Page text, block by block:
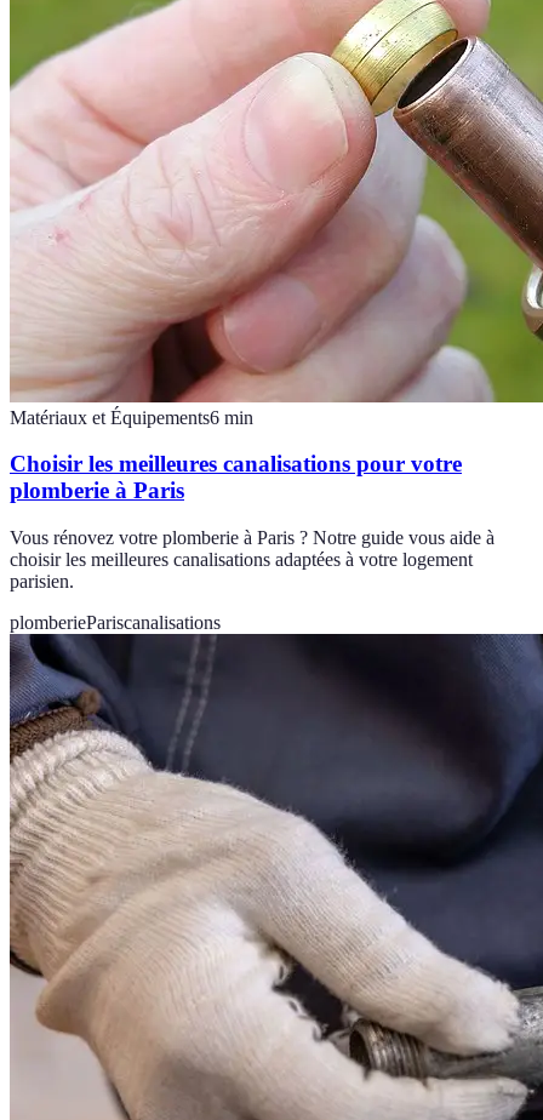
Matériaux et Équipements6 min
Choisir les meilleures canalisations pour votre
plomberie à Paris
Vous rénovez votre plomberie à Paris ? Notre guide vous aide à
choisir les meilleures canalisations adaptées à votre logement
parisien.
plomberiePariscanalisations